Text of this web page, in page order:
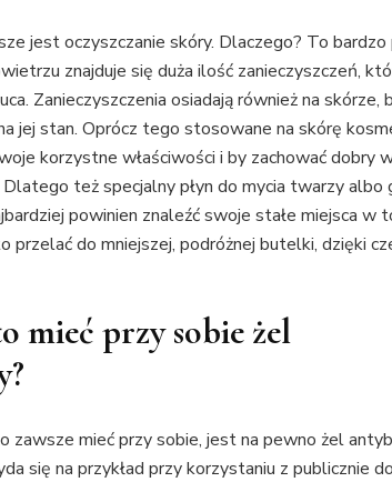
jest oczyszczanie skóry. Dlaczego? To
znajduje się duża ilość zanieczyszczeń,
Zanieczyszczenia osiadają również na skórze,
jej stan. Oprócz tego stosowane na skórę
korzystne właściwości i by zachować dobry
też specjalny płyn do mycia twarzy albo
powinien znaleźć swoje stałe miejsca w
przelać do mniejszej, podróżnej butelki, dzięki
mieć przy sobie żel
zawsze mieć przy sobie, jest na pewno żel
się na przykład przy korzystaniu z publicznie